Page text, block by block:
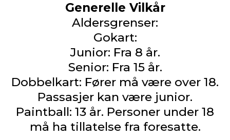
Generelle Vilkår
Aldersgrenser:
Gokart:
Junior: Fra 8 år.
Senior: Fra 15 år.
Dobbelkart: Fører må være over 18.
Passasjer kan være junior.
Paintball: 13 år. Personer under 18
må ha tillatelse fra foresatte.